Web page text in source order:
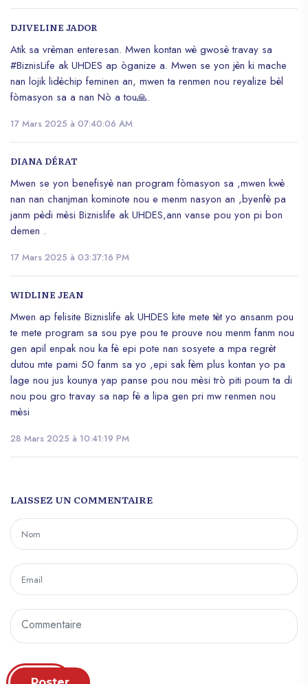
DJIVELINE JADOR
Atik sa vrèman enteresan. Mwen kontan wè gwosè travay sa
#BiznisLife ak UHDES ap òganize a. Mwen se yon jèn ki mache
nan lojik lidèchip feminen an, mwen ta renmen nou reyalize bèl
fòmasyon sa a nan Nò a tou🙏.
17 Mars 2025 à 07:40:06 AM
DIANA DÉRAT
Mwen se yon benefisyè nan program fòmasyon sa ,mwen kwè
nan nan chanjman kominote nou e menm nasyon an ,byenfè pa
janm pèdi mèsi Biznislife ak UHDES,ann vanse pou yon pi bon
demen .
17 Mars 2025 à 03:37:16 PM
WIDLINE JEAN
Mwen ap felisite Biznislife ak UHDES kite mete tèt yo ansanm pou
te mete program sa sou pye pou te prouve nou menm fanm nou
gen apil enpak nou ka fè epi pote nan sosyete a mpa regrèt
dutou mte pami 50 fanm sa yo ,epi sak fèm plus kontan yo pa
lage nou jus kounya yap panse pou nou mèsi trò piti poum ta di
nou pou gro travay sa nap fè a lipa gen pri mw renmen nou
mèsi
28 Mars 2025 à 10:41:19 PM
LAISSEZ UN COMMENTAIRE